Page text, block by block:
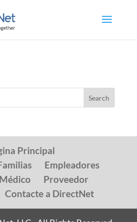
Principal
Empleadores
Proveedor
Contacte a DirectNet